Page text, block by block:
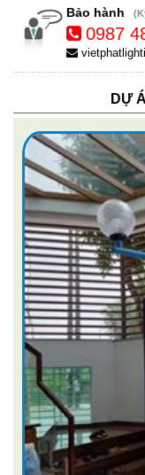
Bảo hành
0987
DỰ